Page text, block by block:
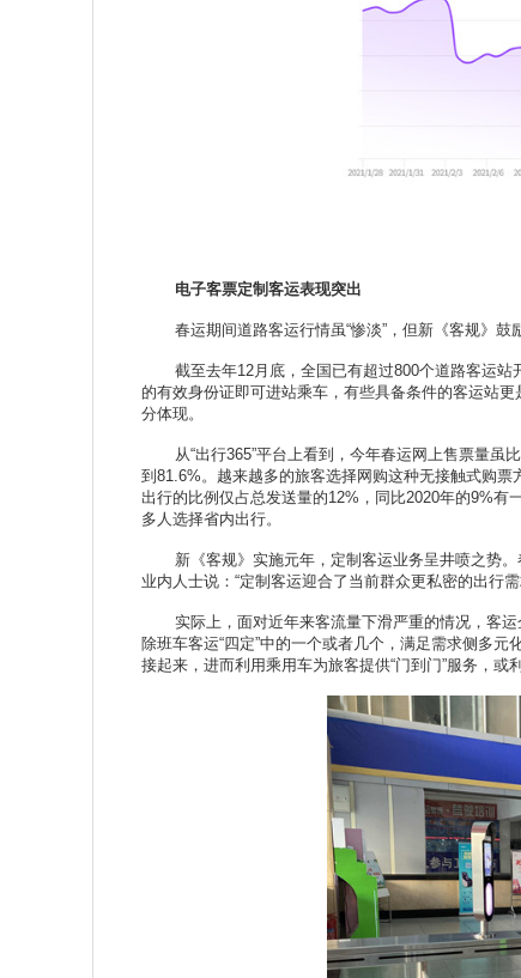
电子客票定制客运表现突出
春运期间道路客运行情虽“惨淡”，但新《客规》鼓
截至去年12月底，全国已有超过800个道路客运站
的有效身份证即可进站乘车，有些具备条件的客运站
分体现。
从“出行365”平台上看到，今年春运网上售票量虽
到81.6%。越来越多的旅客选择网购这种无接触式购
出行的比例仅占总发送量的12%，同比2020年的9%有
多人选择省内出行。
新《客规》实施元年，定制客运业务呈井喷之势。
业内人士说：“定制客运迎合了当前群众更私密的出行
实际上，面对近年来客流量下滑严重的情况，客运
除班车客运“四定”中的一个或者几个，满足需求侧多
接起来，进而利用乘用车为旅客提供“门到门”服务，或